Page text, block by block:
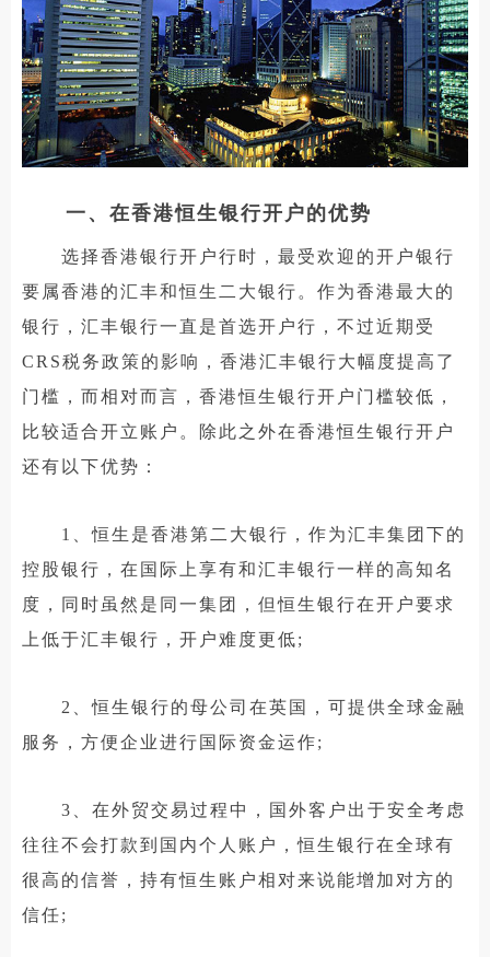
一、在香港恒生银行开户的优势
选择香港银行开户行时，最受欢迎的开户银行
要属香港的汇丰和恒生二大银行。作为香港最大的
银行，汇丰银行一直是首选开户行，不过近期受
CRS税务政策的影响，香港汇丰银行大幅度提高了
门槛，而相对而言，香港恒生银行开户门槛较低，
比较适合开立账户。除此之外在香港恒生银行开户
还有以下优势：
1、恒生是香港第二大银行，作为汇丰集团下的
控股银行，在国际上享有和汇丰银行一样的高知名
度，同时虽然是同一集团，但恒生银行在开户要求
上低于汇丰银行，开户难度更低;
2、恒生银行的母公司在英国，可提供全球金融
服务，方便企业进行国际资金运作;
3、在外贸交易过程中，国外客户出于安全考虑
往往不会打款到国内个人账户，恒生银行在全球有
很高的信誉，持有恒生账户相对来说能增加对方的
信任;